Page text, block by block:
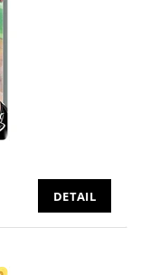
DETAIL